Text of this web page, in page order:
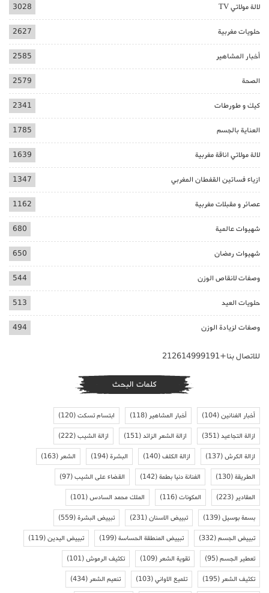
لالة مولاتي TV 3028
حلويات مغربية 2627
أخبار المشاهير 2585
الصحة 2579
كيك و طورطات 2341
العناية بالجسم 1785
لالة مولاتي اناقة مغربية 1639
ازياء فساتين القفطان المغربي 1347
عصائر و مقبلات مغربية 1162
شهيوات عالمية 680
شهيوات رمضان 650
وصفات لانقاص الوزن 544
حلويات العيد 513
وصفات لزيادة الوزن 494
للاتصال بنا+212614999191
كلمات البحث
أخبار الفنانين(104) أخبار المشاهير(118) ابتسام تسكت(120)
ازالة التجاعيد(351) ازالة الشعر الزائد(151) ازالة الشيب(222)
ازالة الكرش(137) ازالة الكلف(140) البشرة(194) الشعر(163)
الطريقة(130) الفنانة دنيا بطمة(142) القضاء على الشيب(97)
المقادير(223) المكونات(116) الملك محمد السادس(101)
بسمة بوسيل(139) تبييض الاسنان(231) تبييض البشرة(559)
تبييض الجسم(332) تبييض المنطقة الحساسة(199) تبييض اليدين(119)
تعطير الجسم(95) تقوية الشعر(109) تكثيف الرموش(101)
تكثيف الشعر(195) تلميع الاواني(103) تنعيم الشعر(434)